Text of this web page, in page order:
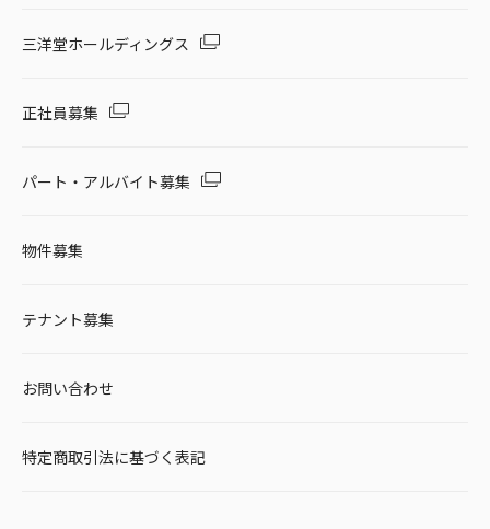
三洋堂ホールディングス
正社員募集
パート・アルバイト募集
物件募集
テナント募集
お問い合わせ
特定商取引法に基づく表記